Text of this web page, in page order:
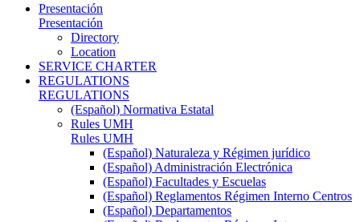
Presentación
Presentación
Directory
Location
SERVICE CHARTER
REGULATIONS
REGULATIONS
(Español) Normativa Estatal
Rules UMH
Rules UMH
(Español) Naturaleza y Régimen jurídico
(Español) Administración Electrónica
(Español) Facultades y Escuelas
(Español) Reglamentos Régimen Interno Centros
(Español) Departamentos